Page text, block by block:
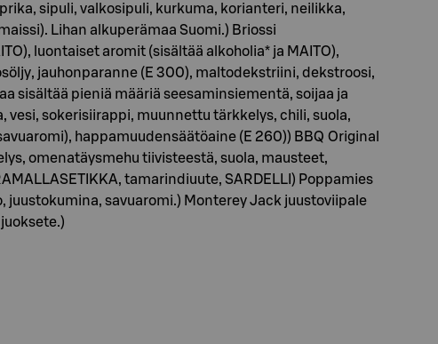
sipuli, valkosipuli, kurkuma, korianteri, neilikka,
Lihan alkuperämaa Suomi.) Briossi
luontaiset aromit (sisältää alkoholia* ja MAITO),
jauhonparanne (E 300), maltodekstriini, dekstroosi,
sisältää pieniä määriä seesaminsiementä, soijaa ja
vesi, sokerisiirappi, muunnettu tärkkelys, chili, suola,
happamuudensäätöaine (E 260)) BBQ Original
omenatäysmehu tiivisteestä, suola, mausteet,
tamarindiuute, SARDELLI) Poppamies
juustokumina, savuaromi.) Monterey Jack juustoviipale